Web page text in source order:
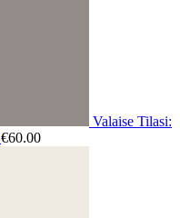
Valaise Tilasi:
€60.00